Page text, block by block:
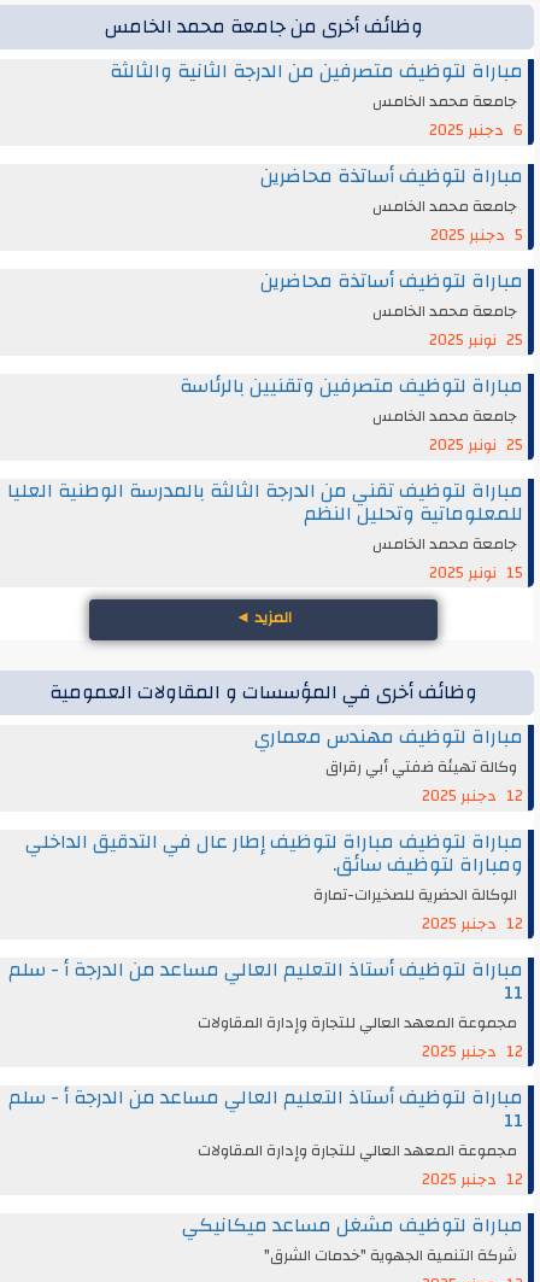
وظائف أخرى من جامعة محمد الخامس
مباراة لتوظيف متصرفين من الدرجة الثانية والثالثة
جامعة محمد الخامس
مباراة لتوظيف أساتذة محاضرين
جامعة محمد الخامس
مباراة لتوظيف أساتذة محاضرين
جامعة محمد الخامس
25 نونبر 2025
مباراة لتوظيف متصرفين وتقنيين بالرئاسة
جامعة محمد الخامس
25 نونبر 2025
مباراة لتوظيف تقني من الدرجة الثالثة بالمدرسة الوطنية العليا
للمعلوماتية وتحليل النظم
جامعة محمد الخامس
15 نونبر 2025
المزيد◄
وظائف أخرى في المؤسسات و المقاولات العمومية
مباراة لتوظيف مهندس معماري
وكالة تهيئة ضفتي أبي رقراق
12 دجنبر 2025
مباراة لتوظيف مباراة لتوظيف إطار عال في التدقيق الداخلي
ومباراة لتوظيف سائق.
الوكالة الحضرية للصخيرات-تمارة
12 دجنبر 2025
مباراة لتوظيف أستاذ التعليم العالي مساعد من الدرجة أ - سلم
11
مجموعة المعهد العالي للتجارة وإدارة المقاولات
12 دجنبر 2025
مباراة لتوظيف أستاذ التعليم العالي مساعد من الدرجة أ - سلم
11
مجموعة المعهد العالي للتجارة وإدارة المقاولات
12 دجنبر 2025
مباراة لتوظيف مشغل مساعد ميكانيكي
شركة التنمية الجهوية "خدمات الشرق"